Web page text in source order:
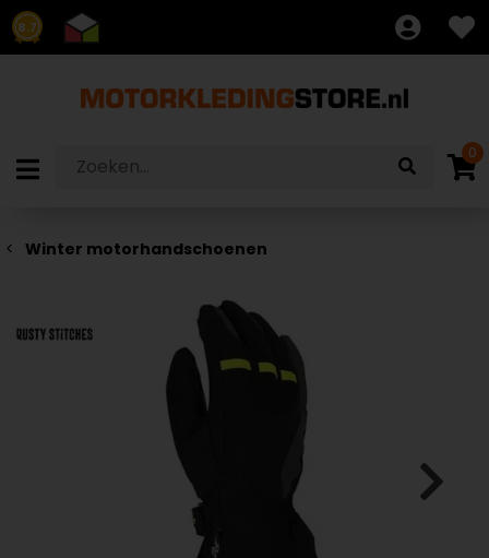
8.7
0
Winter motorhandschoenen